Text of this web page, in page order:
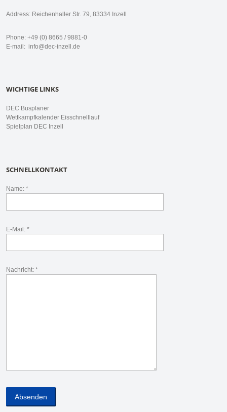
Address: Reichenhaller Str. 79, 83334 Inzell
Phone: +49 (0) 8665 / 9881-0
E-mail: info@dec-inzell.de
WICHTIGE LINKS
DEC Busplaner
Wettkampfkalender Eisschnelllauf
Spielplan DEC Inzell
SCHNELLKONTAKT
Name: *
E-Mail: *
Nachricht: *